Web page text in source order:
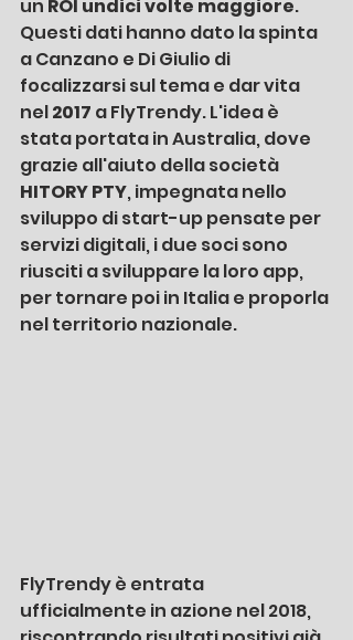
un ROI undici volte maggiore.
Questi dati hanno dato la spinta
a Canzano e Di Giulio di
focalizzarsi sul tema e dar vita
nel 2017 a FlyTrendy. L'idea è
stata portata in Australia, dove
grazie all'aiuto della società
HITORY PTY, impegnata nello
sviluppo di start-up pensate per
servizi digitali, i due soci sono
riusciti a sviluppare la loro app,
per tornare poi in Italia e proporla
nel territorio nazionale.
FlyTrendy è entrata
ufficialmente in azione nel 2018,